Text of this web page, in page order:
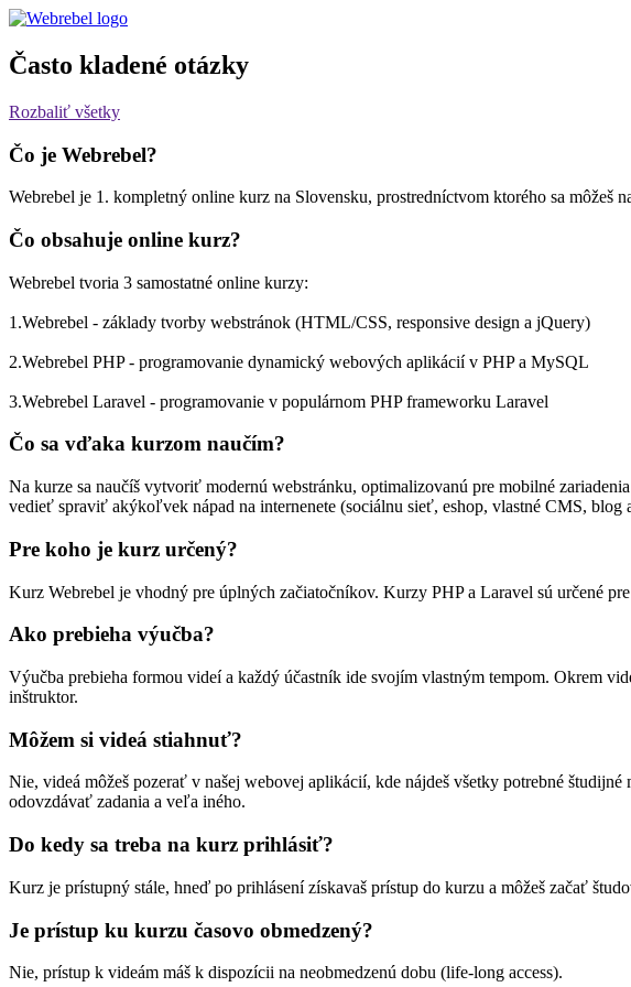
Často kladené otázky
Rozbaliť všetky
Čo je Webrebel?
Webrebel je 1. kompletný online kurz na Slovensku, prostredníctvom ktorého sa môžeš
Čo obsahuje online kurz?
Webrebel tvoria 3 samostatné online kurzy:
1.Webrebel - základy tvorby webstránok (HTML/CSS, responsive design a jQuery)
2.Webrebel PHP - programovanie dynamický webových aplikácií v PHP a MySQL
3.Webrebel Laravel - programovanie v populárnom PHP frameworku Laravel
Čo sa vďaka kurzom naučím?
Na kurze sa naučíš vytvoriť modernú webstránku, optimalizovanú pre mobilné
vedieť spraviť akýkoľvek nápad na internenete (sociálnu sieť, eshop, vlastné CMS, blog
Pre koho je kurz určený?
Kurz Webrebel je vhodný pre úplných začiatočníkov. Kurzy PHP a Laravel sú určené
Ako prebieha výučba?
Výučba prebieha formou videí a každý účastník ide svojím vlastným tempom. Okrem
inštruktor.
Môžem si videá stiahnuť?
Nie, videá môžeš pozerať v našej webovej aplikácií, kde nájdeš všetky potrebné
odovzdávať zadania a veľa iného.
Do kedy sa treba na kurz prihlásiť?
Kurz je prístupný stále, hneď po prihlásení získavaš prístup do kurzu a môžeš začať
Je prístup ku kurzu časovo obmedzený?
Nie, prístup k videám máš k dispozícii na neobmedzenú dobu (life-long access).